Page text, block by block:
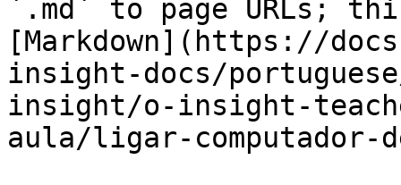
`.md` to page URLs;
[Markdown](https://
insight-docs/
insight/o-insight-
aula/ligar-computador-